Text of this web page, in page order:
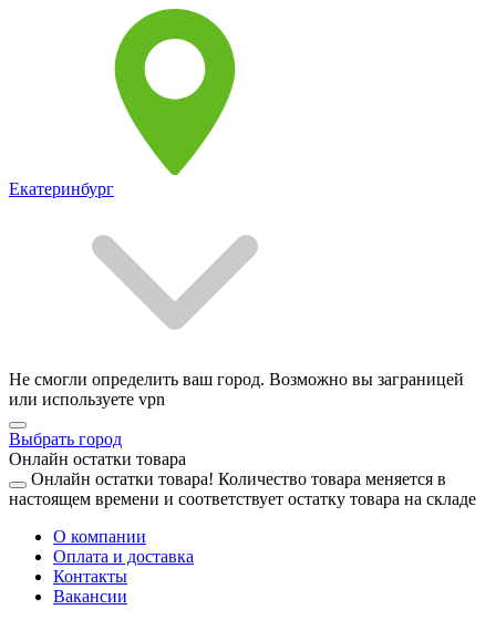
Екатеринбург
Не смогли определить ваш город. Возможно вы заграницей
или используете vpn
Выбрать город
Онлайн остатки товара
Онлайн остатки товара! Количество товара меняется в
настоящем времени и соответствует остатку товара на складе
О компании
Оплата и доставка
Контакты
Вакансии